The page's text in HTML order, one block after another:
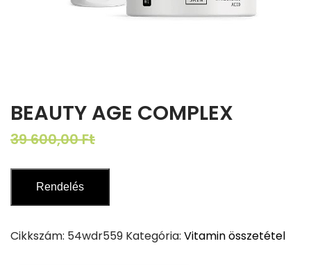
BEAUTY AGE COMPLEX
39 600,00Ft
was:
Rendelés
Cikkszám: 54wdr559 Kategória: Vitamin összetétel